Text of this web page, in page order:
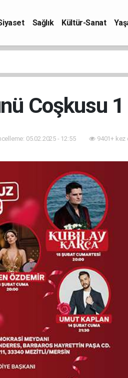
Sağlık Kültür-Sanat
Coşkusu
05.02.2025 - 12:55 9401+ kez